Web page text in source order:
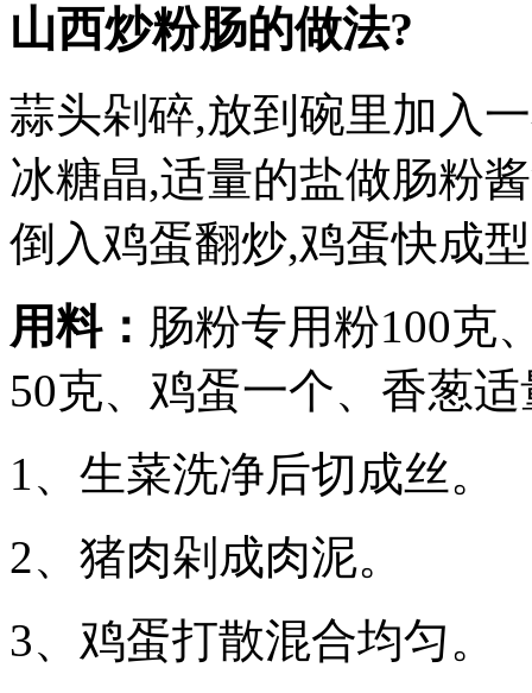
山西炒粉肠的做法?
蒜头剁碎,放到碗里加入
冰糖晶,适量的盐做肠粉
倒入鸡蛋翻炒,鸡蛋快成
用料： 肠粉专用粉100克
50克、鸡蛋一个、香葱
1、生菜洗净后切成丝。
2、猪肉剁成肉泥。
3、鸡蛋打散混合均匀。